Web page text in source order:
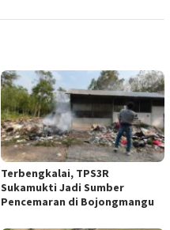
Terbengkalai, TPS3R
Sukamukti Jadi Sumber
Pencemaran di Bojongmangu